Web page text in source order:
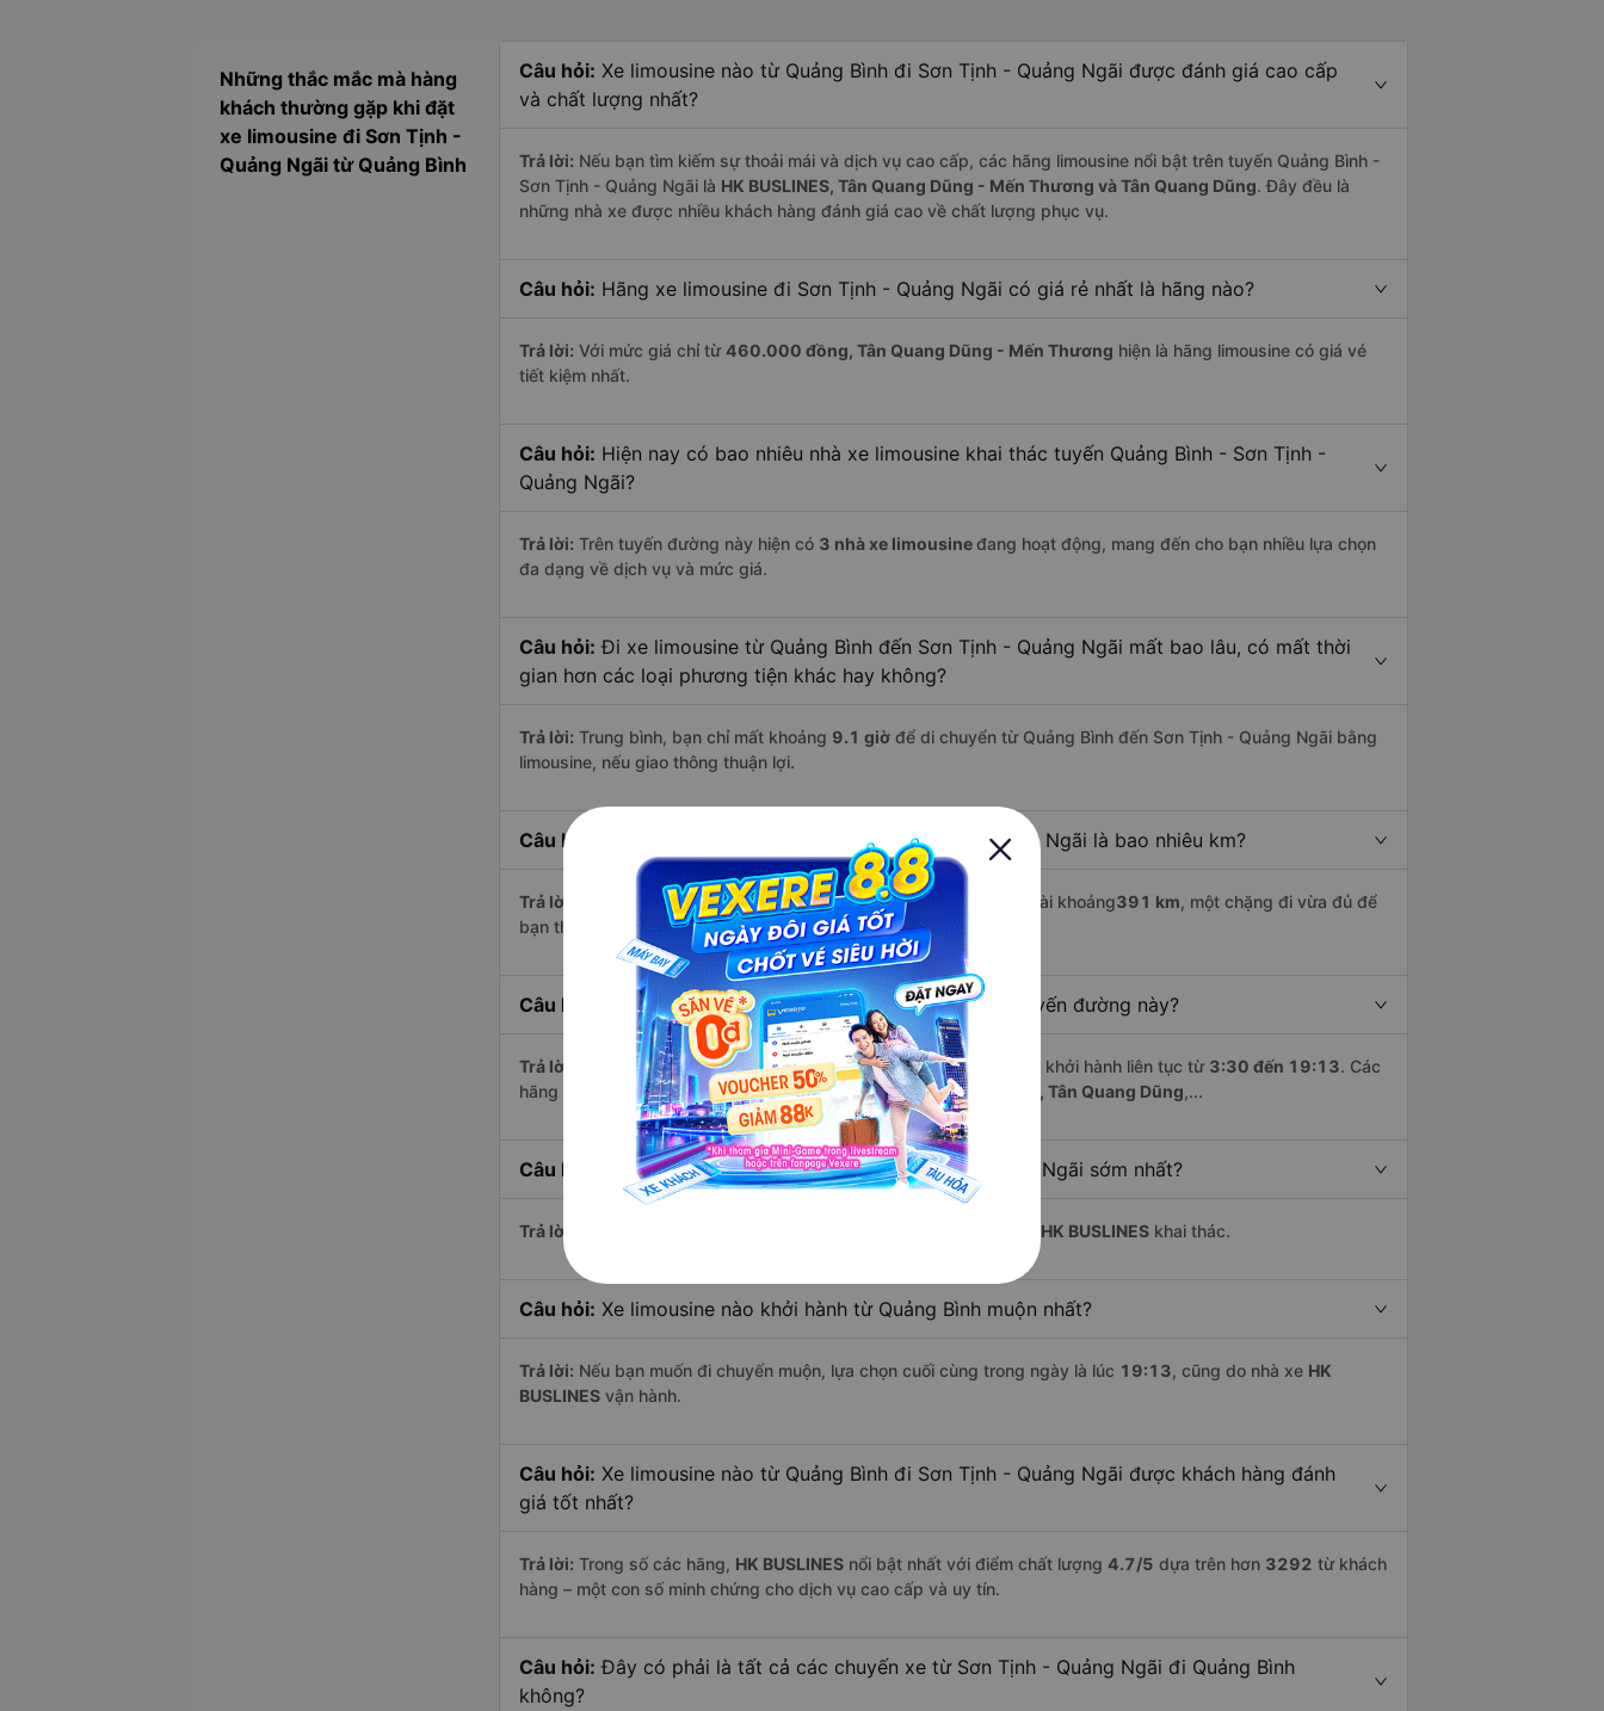
Những thắc mắc mà hàng
khách thường gặp khi đặt
xe limousine đi Sơn Tịnh -
Quảng Ngãi từ Quảng Bình
Câu hỏi: Xe limousine nào từ Quảng Bình đi Sơn Tịnh - Quảng Ngãi được đánh giá cao cấp
và chất lượng nhất?
Trả lời: Nếu bạn tìm kiếm sự thoải mái và dịch vụ cao cấp, các hãng limousine nổi bật trên tuyến Quảng Bình -
Sơn Tịnh - Quảng Ngãi là HK BUSLINES, Tân Quang Dũng - Mến Thương và Tân Quang Dũng. Đây đều là
những nhà xe được nhiều khách hàng đánh giá cao về chất lượng phục vụ.
Câu hỏi: Hãng xe limousine đi Sơn Tịnh - Quảng Ngãi có giá rẻ nhất là hãng nào?
Trả lời: Với mức giá chỉ từ460.000 đồng, Tân Quang Dũng - Mến Thương hiện là hãng limousine có giá vé
tiết kiệm nhất.
Câu hỏi: Hiện nay có bao nhiêu nhà xe limousine khai thác tuyến Quảng Bình - Sơn Tịnh -
Quảng Ngãi?
Trả lời: Trên tuyến đường này hiện có 3 nhà xe limousineđang hoạt động, mang đến cho bạn nhiều lựa chọn
đa dạng về dịch vụ và mức giá.
Câu hỏi: Đi xe limousine từ Quảng Bình đến Sơn Tịnh - Quảng Ngãi mất bao lâu, có mất thời
gian hơn các loại phương tiện khác hay không?
Trả lời: Trung bình, bạn chỉ mất khoảng 9.1 giờ để di chuyển từ Quảng Bình đến Sơn Tịnh - Quảng Ngãi bằng
limousine, nếu giao thông thuận lợi.
Câu hỏi: Khoảng cách từ Quảng Bình đi Sơn Tịnh - Quảng Ngãi là bao nhiêu km?
Trả lời: Quãng đường từ Quảng Bình đến Sơn Tịnh - Quảng Ngãi dài khoảng391 km, một chặng đi vừa đủ để
bạn thư giãn trên xe limousine thoải mái.
Câu hỏi: Mỗi ngày có bao nhiêu chuyến limousine trên tuyến đường này?
Trả lời: Mỗi ngày có tới6 chuyến limousinehoạt động trên tuyến, khởi hành liên tục từ 3:30 đến 19:13. Các
hãng nổi bật gồm:HK BUSLINES, Tân Quang Dũng - Mến Thương, Tân Quang Dũng,...
Câu hỏi: Xe limousine nào khởi hành từ Sơn Tịnh - Quảng Ngãi sớm nhất?
Trả lời: HK BUSLINES khai thác.
Câu hỏi: Xe limousine nào khởi hành từ Quảng Bình muộn nhất?
Trả lời: Nếu bạn muốn đi chuyến muộn, lựa chọn cuối cùng trong ngày là lúc 19:13, cũng do nhà xe HK
BUSLINES vận hành.
Câu hỏi: Xe limousine nào từ Quảng Bình đi Sơn Tịnh - Quảng Ngãi được khách hàng đánh
giá tốt nhất?
Trả lời: Trong số các hãng, HK BUSLINES nổi bật nhất với điểm chất lượng 4.7/5 dựa trên hơn 3292 từ khách
hàng – một con số minh chứng cho dịch vụ cao cấp và uy tín.
Câu hỏi: Đây có phải là tất cả các chuyến xe từ Sơn Tịnh - Quảng Ngãi đi Quảng Bình
không?